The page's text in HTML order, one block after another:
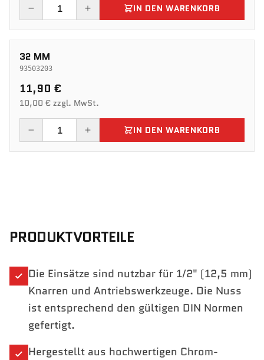
IN DEN WARENKORB
32 MM
93503203
11,90 €
10,00 € zzgl. MwSt.
IN DEN WARENKORB
PRODUKTVORTEILE
Die Einsätze sind nutzbar für 1/2" (12,5 mm)
Knarren und Antriebswerkzeuge. Die Nuss
ist entsprechend den gültigen DIN Normen
gefertigt.
Hergestellt aus hochwertigen Chrom-